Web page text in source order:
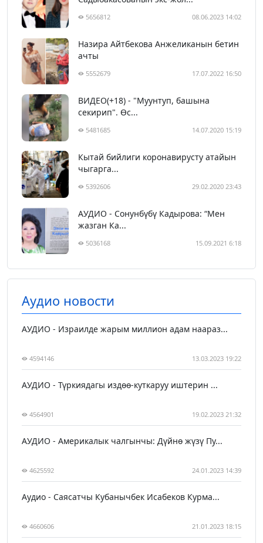
5656812 08.06.2023 14:02
Назира Айтбекова Анжеликанын бетин
ачты
5552679 17.07.2022 16:50
ВИДЕО(+18) - "Муунтуп, башына
секирип". Өс...
5481685 14.07.2020 15:19
Кытай бийлиги коронавирусту атайын
чыгарга...
5392606 29.02.2020 23:43
АУДИО - Сонунбүбү Кадырова: “Мен
жазган Ка...
5036168 15.09.2021 6:18
Аудио новости
АУДИО - Израилде жарым миллион адам наараз...
4594146 13.03.2023 19:22
АУДИО - Түркиядагы издөө-куткаруу иштерин ...
4564901 19.02.2023 21:32
АУДИО - Америкалык чалгынчы: Дүйнө жүзү Пу...
4625592 24.01.2023 14:39
Аудио - Саясатчы Кубанычбек Исабеков Курма...
4660606 21.01.2023 18:15